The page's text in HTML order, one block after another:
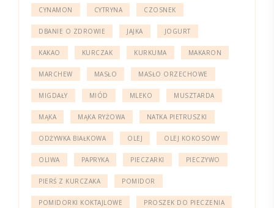
CYNAMON CYTRYNA CZOSNEK
DBANIE O ZDROWIE JAJKA JOGURT
KAKAO KURCZAK KURKUMA MAKARON
MARCHEW MASŁO MASŁO ORZECHOWE
MIGDAŁY MIÓD MLEKO MUSZTARDA
MĄKA MĄKA RYŻOWA NATKA PIETRUSZKI
ODŻYWKA BIAŁKOWA OLEJ OLEJ KOKOSOWY
OLIWA PAPRYKA PIECZARKI PIECZYWO
PIERŚ Z KURCZAKA POMIDOR
POMIDORKI KOKTAJLOWE PROSZEK DO PIECZENIA